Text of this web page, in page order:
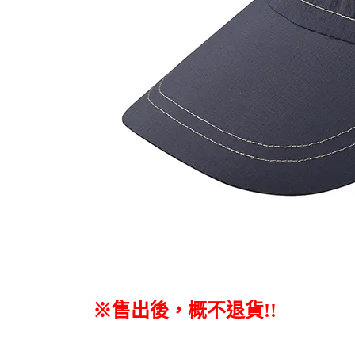
※售出後，概不退貨!!